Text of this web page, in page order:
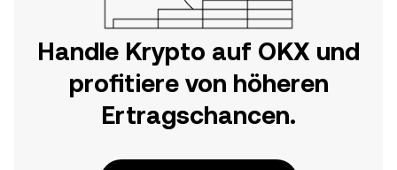
Handle Krypto auf OKX und
profitiere von höheren
Ertragschancen.